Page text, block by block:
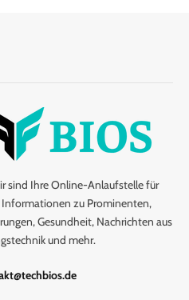
sind Ihre Online-Anlaufstelle für
zu Prominenten,
Gesundheit, Nachrichten aus
und mehr.